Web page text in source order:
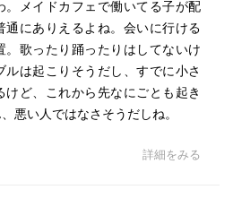
。メイドカフェで働いてる子が配
通にありえるよね。会いに行ける
。歌ったり踊ったりはしてないけ
ルは起こりそうだし、すでに小さ
けど、これから先なにごとも起き
悪い人ではなさそうだしね。
詳細をみる